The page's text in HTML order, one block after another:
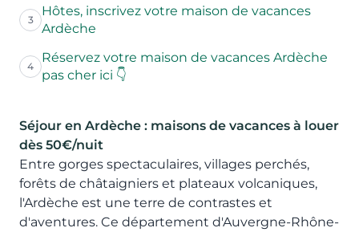
3
Hôtes, inscrivez votre maison de vacances
Ardèche
4
Réservez votre maison de vacances Ardèche
pas cher ici 👇
Séjour en Ardèche : maisons de vacances à louer
dès 50€/nuit
Entre gorges spectaculaires, villages perchés,
forêts de châtaigniers et plateaux volcaniques,
l'Ardèche est une terre de contrastes et
d'aventures. Ce département d'Auvergne-Rhône-